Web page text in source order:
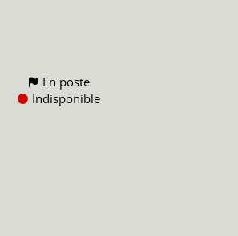
En poste
Indisponible